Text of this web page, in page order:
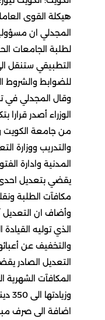
هيكلة القوى
المجدلي ان
لطلبة الجامعات
التطبيقي ستنقل
للضوابط والشروط
وقال المجدلي
الوزراء أصدر
من جامعة الكويت
والتدريب ووزارة
المدنية وادارة
يقضي بتعديل
مكافآت الطلبة
وأضاف ان التعديل
الذي توليه
والتخفيف عن
التعديل الصادر
المكافآت الشهرية